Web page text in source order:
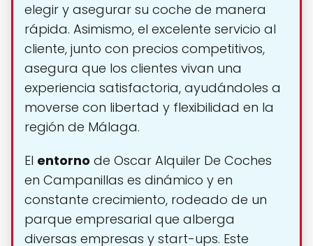
elegir y asegurar su coche de manera
rápida. Asimismo, el excelente servicio al
cliente, junto con precios competitivos,
asegura que los clientes vivan una
experiencia satisfactoria, ayudándoles a
moverse con libertad y flexibilidad en la
región de Málaga.
El entorno de Oscar Alquiler De Coches
en Campanillas es dinámico y en
constante crecimiento, rodeado de un
parque empresarial que alberga
diversas empresas y start-ups. Este